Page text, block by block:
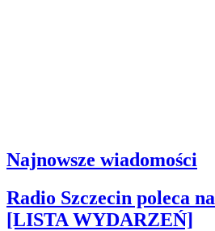
Najnowsze wiadomości
Radio Szczecin poleca
[LISTA WYDARZEŃ]